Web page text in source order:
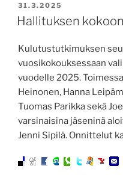
JULKAISTU
31.3.2025
Hallituksen
Kulutustutkimuksen
vuosikokouksessaan
vuodelle 2025.
Heinonen, Hanna
Tuomas Parikka sekä
varsinaisina jäseninä
Jenni Sipilä. Onnittelut